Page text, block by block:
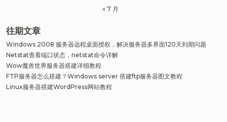
« 7 月
往期文章
Windows 2008 服务器远程桌面授权，解决服务器多界面120天到期问题
Netstat查看端口状态，netstat命令详解
Wow魔兽世界服务器搭建详细教程
FTP服务器怎么搭建？Windows server 搭建ftp服务器图文教程
Linux服务器搭建WordPress网站教程